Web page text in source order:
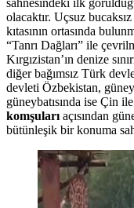
olacaktır. Uçsuz
kıtasının ortasında
“Tanrı Dağları” ile
Kırgızistan’ın denize
diğer bağımsız Türk
devleti Özbekistan,
güneybatısında ise Çin
komşuları açısından
bütünleşik bir konuma